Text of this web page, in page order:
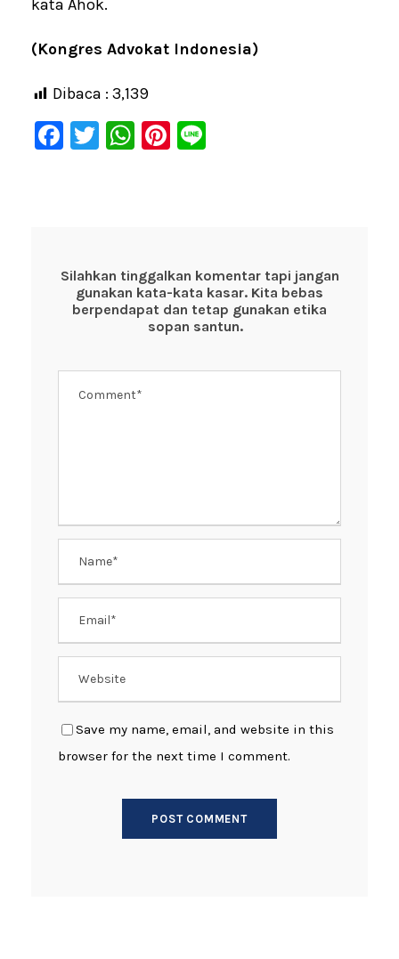
kata Ahok.
(Kongres Advokat Indonesia)
Dibaca : 3,139
F
o
o
T
W
p
p
Pi
Silahkan tinggalkan komentar tapi jangan
gunakan kata-kata kasar. Kita bebas
berpendapat dan tetap gunakan etika
sopan santun.
Save my name, email, and website in this
browser for the next time I comment.